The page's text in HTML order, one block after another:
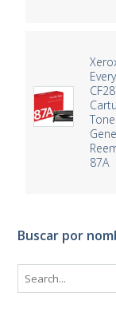
87A
Buscar por